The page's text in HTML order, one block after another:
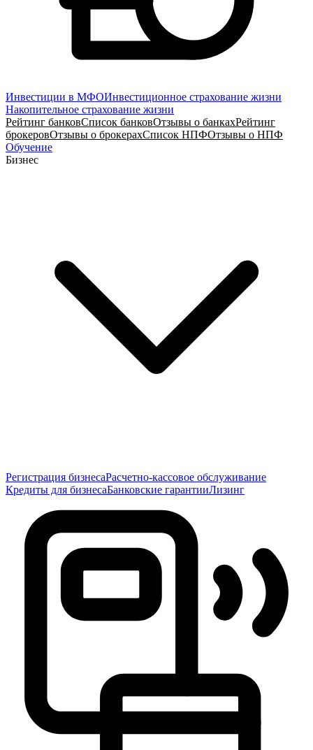
Инвестиции в МФОИнвестиционное страхование жизни
Накопительное страхование жизни
Рейтинг банковСписок банковОтзывы о банкахРейтинг
брокеровОтзывы о брокерахСписок НПФОтзывы о НПФ
Обучение
Бизнес
Регистрация бизнесаРасчетно-кассовое обслуживание
Кредиты для бизнесаБанковские гарантииЛизинг